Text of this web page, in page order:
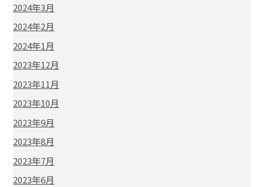
2024年3月
2024年2月
2024年1月
2023年12月
2023年11月
2023年10月
2023年9月
2023年8月
2023年7月
2023年6月